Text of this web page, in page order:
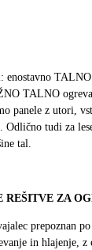
enostavno
TALNO
panele z utori,
Odlično tudi za
tal.
REŠITVE ZA
prepoznan
in hlajenje, z